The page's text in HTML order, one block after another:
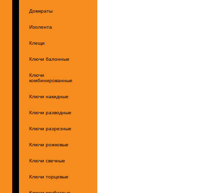
Домкраты
Изолента
Клещи
Ключи балонные
Ключи
комбинированные
Ключи накидные
Ключи разводные
Ключи разрезные
Ключи рожковые
Ключи свечные
Ключи торцевые